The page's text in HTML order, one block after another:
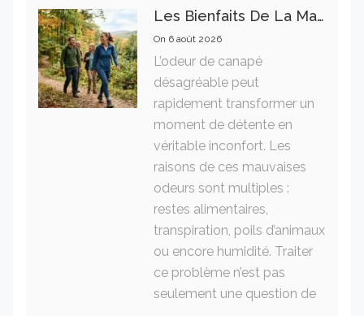
Les Bienfaits De La Marche Sur La Santé Physique Et Mentale
On 6 août 2026
L’odeur de canapé
désagréable peut
rapidement transformer un
moment de détente en
véritable inconfort. Les
raisons de ces mauvaises
odeurs sont multiples :
restes alimentaires,
transpiration, poils d’animaux
ou encore humidité. Traiter
ce problème n’est pas
seulement une question de